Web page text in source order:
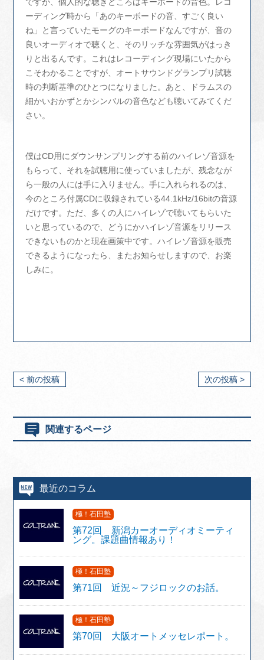
ですが、個人的な聴きどころはキーボードの音色。レコ
ーディング時から「あのキーボードの音、すごく良い
ね」と言っていたモーグのキーボードなんですが、音の
良いオーディオで聴くと、そのリッチな雰囲気がはっき
りと出るんです。これはレコーディング現場にいたから
こそわかることですが、オートサウンドグランプリ試聴
時の判断基準のひとつになりました。あと、ドラムスの
細かいおかずとかシンバルの音色なども聴いてみてくだ
さい。
僕はCD用にダウンサンプリングする前のハイレゾ音源を
もらって、それを試聴用に使っていましたが、残念なが
ら一般の人には手に入りません。手に入れられるのは、
今のところ付属CDに収録されている44.1kHz/16bitの音源
だけです。ただ、多くの人にハイレゾで聴いてもらいた
いと思っているので、どうにかハイレゾ音源をリリース
できないものかと現在画策中です。ハイレゾ音源を販売
できるようになったら、またお知らせしますので、お楽
しみに。
次の投稿 >
< 前の投稿
関連するページ
最近のコラム
極！石田塾
第72回 新潟カーオーディオミーティ
ング。課題曲情報あり！
極！石田塾
第71回 近況～フジロックのお話。
極！石田塾
第70回 大阪オートメッセレポート。